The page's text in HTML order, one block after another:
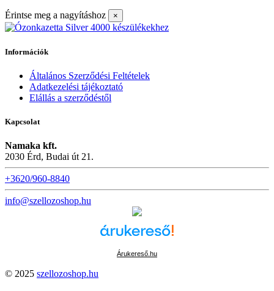
Érintse meg a nagyításhoz ×
Információk
Általános Szerződési Feltételek
Adatkezelési tájékoztató
Elállás a szerződéstől
Kapcsolat
Namaka kft.
2030 Érd, Budai út 21.
+3620/960-8840
info@szellozoshop.hu
Árukereső.hu
© 2025 szellozoshop.hu